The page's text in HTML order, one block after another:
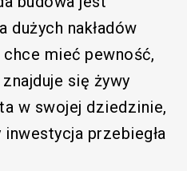
dużych nakładów
mieć pewność,
się żywy
w swojej dziedzinie,
przebiegła